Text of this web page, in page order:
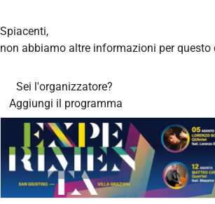
Spiacenti,
non abbiamo altre informazioni per questo
Sei l'organizzatore?
Aggiungi il programma